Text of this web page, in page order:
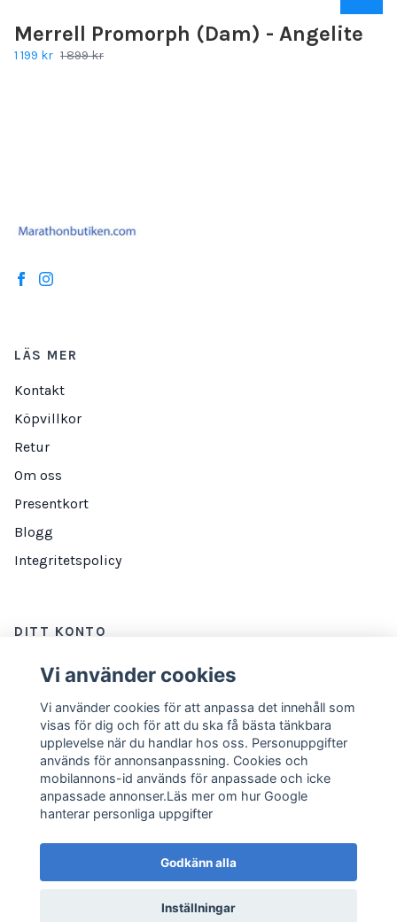
Merrell Promorph (Dam) - Angelite
1 199 kr 1 899 kr
LÄS MER
Kontakt
Köpvillkor
Retur
Om oss
Presentkort
Blogg
Integritetspolicy
DITT KONTO
Logga in
NYHETSBREV
E-postadress
Prenumerera
© 2026 Marathonbutiken
Vi använder cookies
Vi använder cookies för att anpassa det innehåll som
visas för dig och för att du ska få bästa tänkbara
upplevelse när du handlar hos oss. Personuppgifter
används för annonsanpassning. Cookies och
mobilannons-id används för anpassade och icke
anpassade annonser.Läs mer om hur Google
hanterar personliga uppgifter
Godkänn alla
Inställningar